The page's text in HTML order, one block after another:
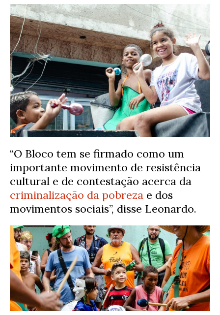
“O Bloco tem se firmado como um
importante movimento de resistência
cultural e de contestação acerca da
criminalização da pobreza e dos
movimentos sociais”, disse Leonardo.